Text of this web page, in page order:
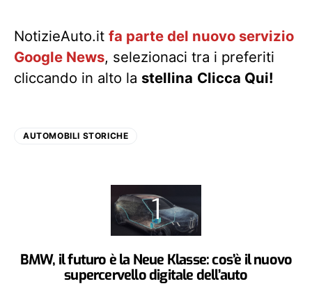
NotizieAuto.it fa parte del nuovo servizio
Google News, selezionaci tra i preferiti
cliccando in alto la stellina Clicca Qui!
AUTOMOBILI STORICHE
BMW, il futuro è la Neue Klasse: cos’è il nuovo
supercervello digitale dell’auto